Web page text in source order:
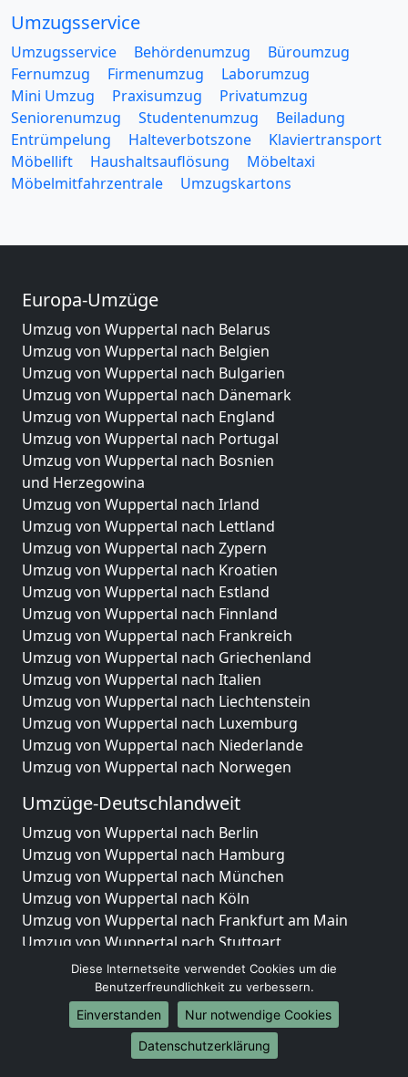
Umzugsservice
Umzugsservice Behördenumzug
Büroumzug
Fernumzug
Firmenumzug
Laborumzug
Mini Umzug
Praxisumzug
Privatumzug
Seniorenumzug
Studentenumzug
Beiladung
Entrümpelung
Halteverbotszone
Klaviertransport
Möbellift
Haushaltsauflösung
Möbeltaxi
Möbelmitfahrzentrale
Umzugskartons
Europa-Umzüge
Umzug von Wuppertal nach Belarus
Umzug von Wuppertal nach Belgien
Umzug von Wuppertal nach Bulgarien
Umzug von Wuppertal nach Dänemark
Umzug von Wuppertal nach England
Umzug von Wuppertal nach Portugal
Umzug von Wuppertal nach Bosnien
und Herzegowina
Umzug von Wuppertal nach Irland
Umzug von Wuppertal nach Lettland
Umzug von Wuppertal nach Zypern
Umzug von Wuppertal nach Kroatien
Umzug von Wuppertal nach Estland
Umzug von Wuppertal nach Finnland
Umzug von Wuppertal nach Frankreich
Umzug von Wuppertal nach Griechenland
Umzug von Wuppertal nach Italien
Umzug von Wuppertal nach Liechtenstein
Umzug von Wuppertal nach Luxemburg
Umzug von Wuppertal nach Niederlande
Umzug von Wuppertal nach Norwegen
Umzüge-Deutschlandweit
Umzug von Wuppertal nach Berlin
Umzug von Wuppertal nach Hamburg
Umzug von Wuppertal nach München
Umzug von Wuppertal nach Köln
Umzug von Wuppertal nach Frankfurt am Main
Umzug von Wuppertal nach Stuttgart
Umzug von Wuppertal nach Düsseldorf
Umzug von Wuppertal nach Leipzig
Umzug von Wuppertal nach Dortmund
Umzug von Wuppertal nach Essen
Umzug von Wuppertal nach Bremen
Diese Internetseite verwendet Cookies um die
Benutzerfreundlichkeit zu verbessern.
Einverstanden
Nur notwendige Cookies
Datenschutzerklärung